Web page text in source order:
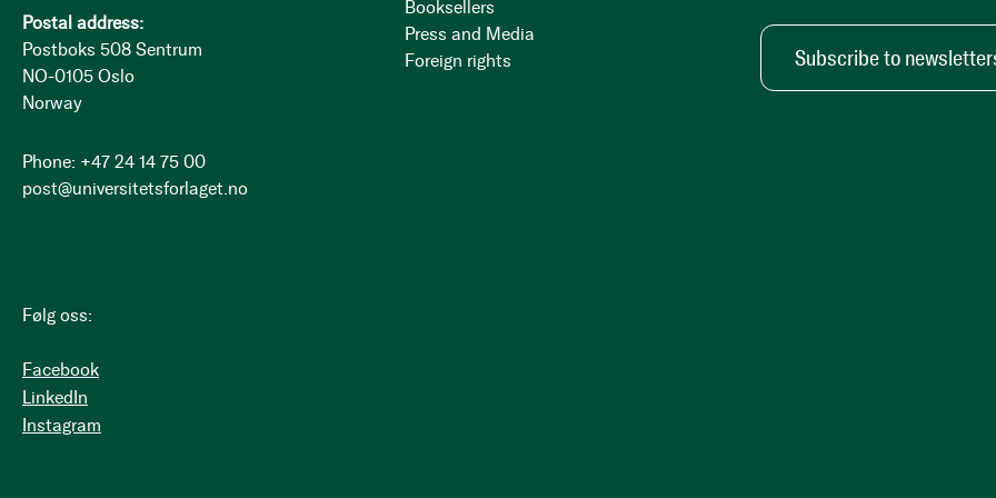
Postal address:
Postboks 508 Sentrum
NO-0105 Oslo
Norway
Phone: +47 24 14 75 00
post@universitetsforlaget.no
Følg oss:
Facebook
LinkedIn
Instagram
Booksellers
Press and Media
Foreign rights
Subscribe to